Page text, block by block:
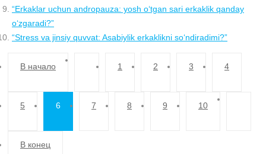
“Erkaklar uchun andropauza: yosh o‘tgan sari erkaklik qanday
o‘zgaradi?”
“Stress va jinsiy quvvat: Asabiylik erkaklikni so‘ndiradimi?”
В начало 1 2 3 4
5 6 7 8 9 10
В конец